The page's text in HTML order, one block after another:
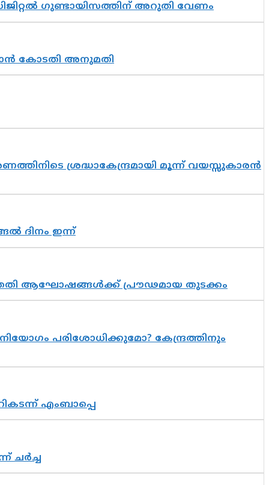
ഗുണ്ടായിസത്തിന് അറുതി വേണം
കോടതി അനുമതി
ശ്രദ്ധാകേന്ദ്രമായി മൂന്ന് വയസ്സുകാരൻ
ദിനം ഇന്ന്
ആഘോഷങ്ങൾക്ക് പ്രൗഢമായ തുടക്കം
പരിശോധിക്കുമോ? കേന്ദ്രത്തിനും
എംബാപ്പെ
ചർച്ച